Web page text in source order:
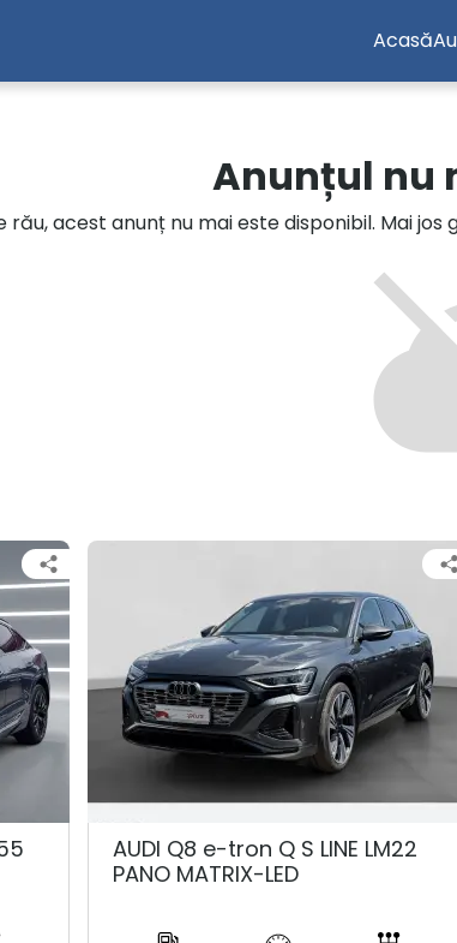
Acasă
Anunțul nu
rău, acest anunț nu mai este disponibil. Mai
AUDI Q8 e-tron Q S LINE LM22
PANO MATRIX-LED